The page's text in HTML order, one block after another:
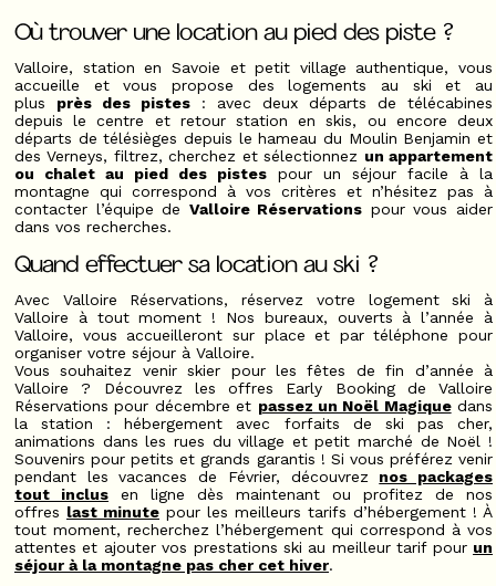
Où trouver une location au pied des piste ?
Valloire, station en Savoie et petit village authentique, vous
accueille et vous propose des logements au ski et au
plus près des pistes : avec deux départs de télécabines
depuis le centre et retour station en skis, ou encore deux
départs de télésièges depuis le hameau du Moulin Benjamin et
des Verneys, filtrez, cherchez et sélectionnez un appartement
ou chalet au pied des pistes pour un séjour facile à la
montagne qui correspond à vos critères et n’hésitez pas à
contacter l’équipe de Valloire Réservations pour vous aider
dans vos recherches.
Quand effectuer sa location au ski ?
Avec Valloire Réservations, réservez votre logement ski à
Valloire à tout moment ! Nos bureaux, ouverts à l’année à
Valloire, vous accueilleront sur place et par téléphone pour
organiser votre séjour à Valloire.
Vous souhaitez venir skier pour les fêtes de fin d’année à
Valloire ? Découvrez les offres Early Booking de Valloire
Réservations pour décembre et passez un Noël Magiquedans
la station : hébergement avec forfaits de ski pas cher,
animations dans les rues du village et petit marché de Noël !
Souvenirs pour petits et grands garantis ! Si vous préférez venir
pendant les vacances de Février, découvrez nos packages
tout inclus en ligne dès maintenant ou profitez de nos
offres last minute pour les meilleurs tarifs d’hébergement ! À
tout moment, recherchez l’hébergement qui correspond à vos
attentes et ajouter vos prestations ski au meilleur tarif pour un
séjour à la montagne pas cher cet hiver.